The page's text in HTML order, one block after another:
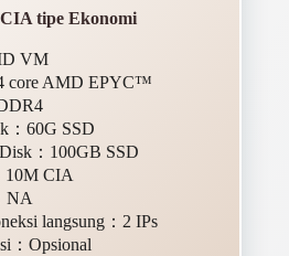
tipe Ekonomi
VM
core AMD EPYC™
：60G SSD
：100GB SSD
10M CIA
NA
langsung：2 IPs
：Opsional